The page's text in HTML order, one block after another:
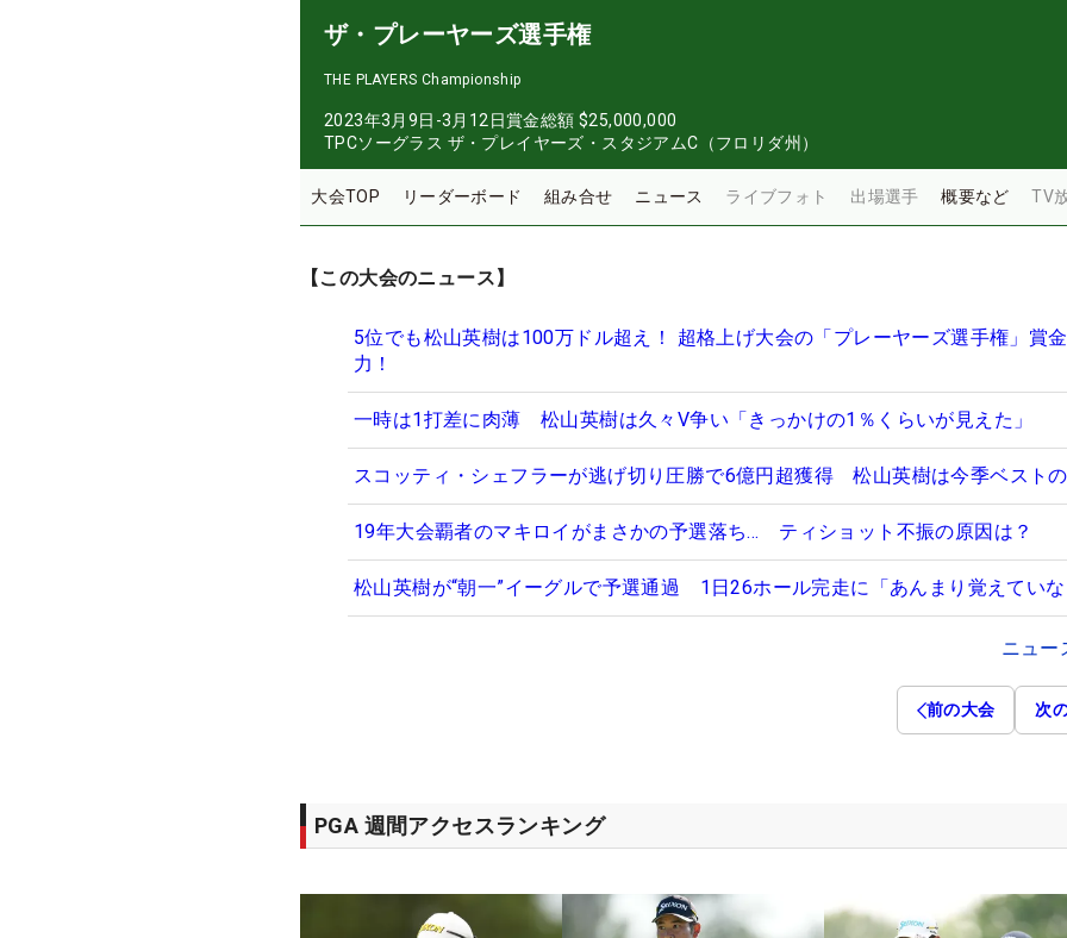
ザ・プレーヤーズ選手権
THE PLAYERS Championship
2023年3月9日-3月12日賞金総額 $25,000,000
TPCソーグラス ザ・プレイヤーズ・スタジアムC（フロリダ州）
大会TOP リーダーボード 組み合せ ニュース ライブフォト 出場選手 概要など TV
【この大会のニュース】
5位でも松山英樹は100万ドル超え！ 超格上げ大会の「プレーヤーズ選手権」賞
力！
一時は1打差に肉薄 松山英樹は久々V争い「きっかけの1％くらいが見えた」
スコッティ・シェフラーが逃げ切り圧勝で6億円超獲得 松山英樹は今季ベスト
19年大会覇者のマキロイがまさかの予選落ち… ティショット不振の原因は？
松山英樹が“朝一”イーグルで予選通過 1日26ホール完走に「あんまり覚えてい
ニュー
前の大会 次
PGA 週間アクセスランキング